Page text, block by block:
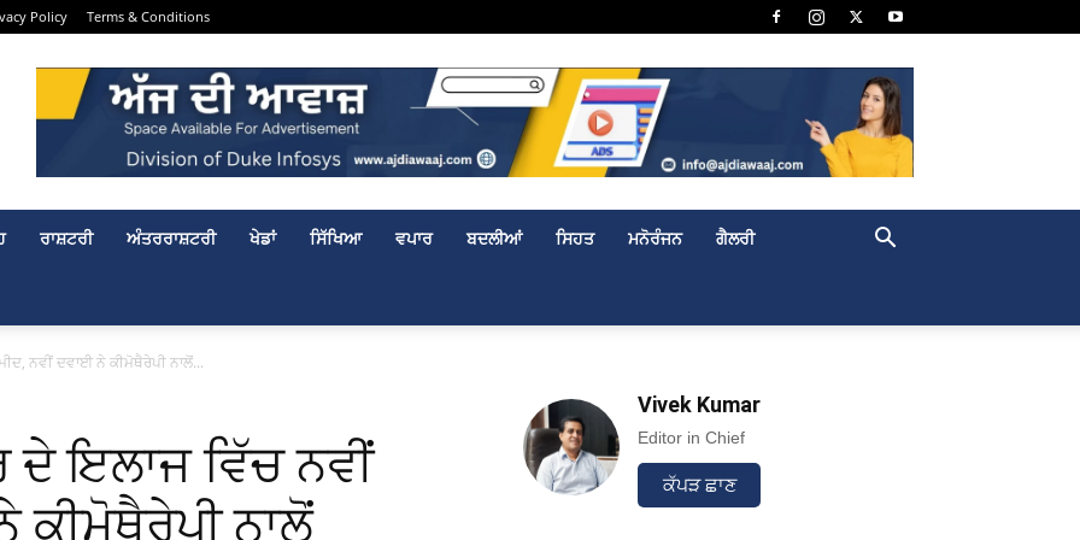
Policy Terms & Conditions
ਰਾਸ਼ਟਰੀ ਅੰਤਰਰਾਸ਼ਟਰੀ ਖੇਡਾਂ ਸਿੱਖਿਆ ਵਪਾਰ ਬਦਲੀਆਂ ਸਿਹਤ ਮਨੋਰੰਜਨ ਗੈਲਰੀ
ਨਵੀਂ ਦਵਾਈ ਨੇ ਕੀਮੋਥੈਰੇਪੀ ਨਾਲੋਂ...
ਇਲਾਜ ਵਿੱਚ ਨਵੀਂ
ਕੀਮੋਥੈਰੇਪੀ ਨਾਲੋਂ
Vivek Kumar
Editor in Chief
ਕੱਪੜ ਛਾਣ